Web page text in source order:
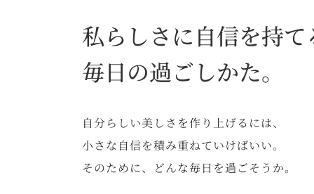
私らしさに自信を持て
毎日の過ごしかた。
自分らしい美しさを作り上げるには、
小さな自信を積み重ねていけばいい。
そのために、どんな毎日を過ごそうか。